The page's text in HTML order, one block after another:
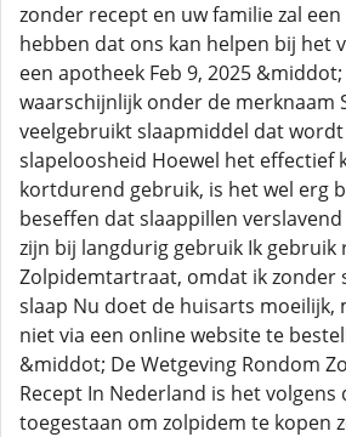
zonder recept en uw familie zal
hebben dat ons kan helpen bij het
een apotheek Feb 9, 2025
waarschijnlijk onder de merknaam
veelgebruikt slaapmiddel dat
slapeloosheid Hoewel het effectief
kortdurend gebruik, is het wel erg
beseffen dat slaappillen
zijn bij langdurig gebruik Ik gebruik
Zolpidemtartraat, omdat ik zonder
slaap Nu doet de huisarts moeilijk,
niet via een online website te
&middot; De Wetgeving Rondom
Recept In Nederland is het volgens
toegestaan om zolpidem te kopen